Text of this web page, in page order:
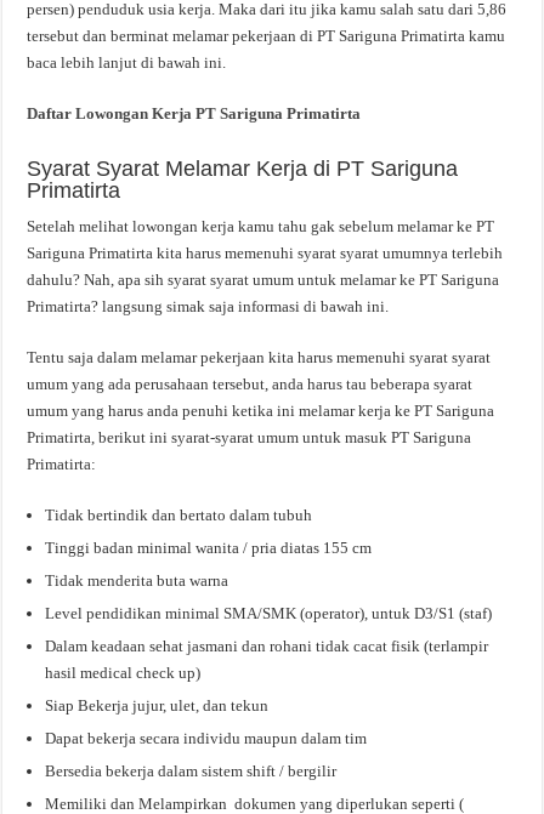
persen) penduduk usia kerja. Maka dari itu jika kamu salah satu dari 5,86
tersebut dan berminat melamar pekerjaan di PT Sariguna Primatirta kamu
baca lebih lanjut di bawah ini.
Daftar Lowongan Kerja PT Sariguna Primatirta
Syarat Syarat Melamar Kerja di PT Sariguna
Primatirta
Setelah melihat lowongan kerja kamu tahu gak sebelum melamar ke PT
Sariguna Primatirta kita harus memenuhi syarat syarat umumnya terlebih
dahulu? Nah, apa sih syarat syarat umum untuk melamar ke PT Sariguna
Primatirta? langsung simak saja informasi di bawah ini.
Tentu saja dalam melamar pekerjaan kita harus memenuhi syarat syarat
umum yang ada perusahaan tersebut, anda harus tau beberapa syarat
umum yang harus anda penuhi ketika ini melamar kerja ke PT Sariguna
Primatirta, berikut ini syarat-syarat umum untuk masuk PT Sariguna
Primatirta:
Tidak bertindik dan bertato dalam tubuh
Tinggi badan minimal wanita / pria diatas 155 cm
Tidak menderita buta warna
Level pendidikan minimal SMA/SMK (operator), untuk D3/S1 (staf)
Dalam keadaan sehat jasmani dan rohani tidak cacat fisik (terlampir
hasil medical check up)
Siap Bekerja jujur, ulet, dan tekun
Dapat bekerja secara individu maupun dalam tim
Bersedia bekerja dalam sistem shift / bergilir
Memiliki dan Melampirkan dokumen yang diperlukan seperti (